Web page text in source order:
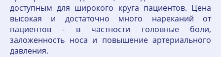
доступным для широкого круга пациентов. Цена
высокая и достаточно много нареканий от
пациентов - в частности головные боли,
заложенность носа и повышение артериального
давления.